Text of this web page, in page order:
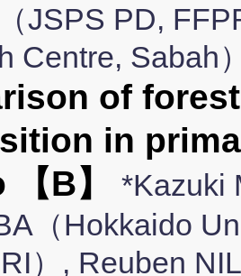
JSPS PD,
Centre, Sabah
of
in
B】
*Kazuki
（Hokkaido
）, Reuben